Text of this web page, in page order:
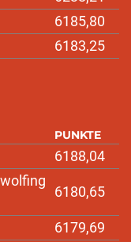
6185,80
6183,25
PUNKTE
6188,04
6180,65
6179,69